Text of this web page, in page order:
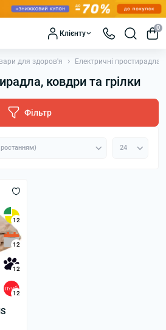
Клієнту
0
для здоров'я Електричні простирадла,
ковдри та грілки
Фільтр
12
12
12
12